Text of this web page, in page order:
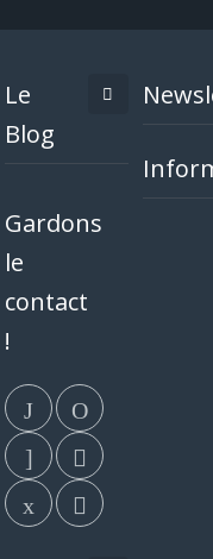
Le
Blog
Gardons
le
contact
!